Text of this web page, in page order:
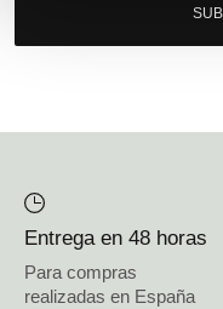
Entrega en 48 horas
Para compras
realizadas en España